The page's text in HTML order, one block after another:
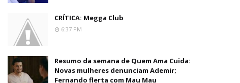
CRÍTICA: Megga Club
6:37 PM
Resumo da semana de Quem Ama Cuida:
Novas mulheres denunciam Ademir;
Fernando flerta com Mau Mau